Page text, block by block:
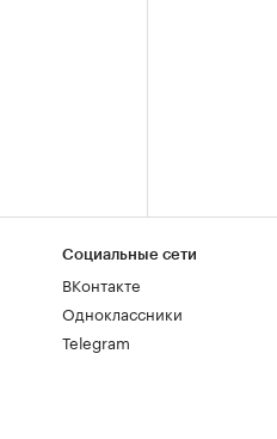
Социальные сети
ВКонтакте
Одноклассники
Telegram